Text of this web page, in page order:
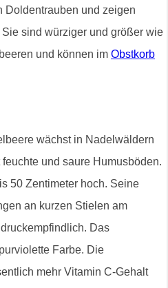
Doldentrauben und zeigen
sind würziger und größer wie
und können im Obstkorb
wächst in Nadelwäldern
und saure Humusböden.
50 Zentimeter hoch. Seine
an kurzen Stielen am
Das
Farbe. Die
mehr Vitamin C-Gehalt